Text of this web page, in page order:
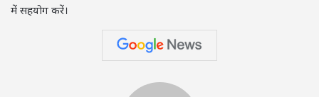
में सहयोग करें।